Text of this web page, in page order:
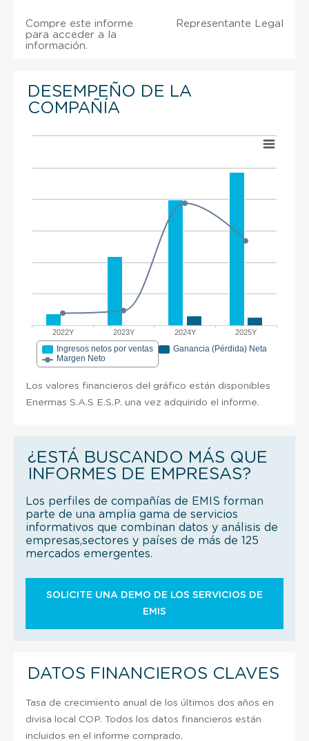
Compre este informe
para acceder a la
información.
Representante Legal
DESEMPEÑO DE LA
COMPAÑÍA
2022Y 2023Y 2024Y 2025Y
Ingresos netos por ventas
Ganancia (Pérdida) Neta
Margen Neto
Los valores financieros del gráfico están disponibles
Enermas S.A.S E.S.P. una vez adquirido el informe.
¿ESTÁ BUSCANDO MÁS QUE
INFORMES DE EMPRESAS?
Los perfiles de compañías de EMIS forman
parte de una amplia gama de servicios
informativos que combinan datos y análisis de
empresas,sectores y países de más de 125
mercados emergentes.
SOLICITE UNA DEMO DE LOS SERVICIOS DE
EMIS
DATOS FINANCIEROS CLAVES
Tasa de crecimiento anual de los últimos dos años en
divisa local COP. Todos los datos financieros están
incluidos en el informe comprado.